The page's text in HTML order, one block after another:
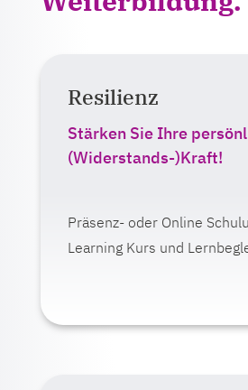
Resilienz
Stärken Sie Ihre
(Widerstands-)Kraft!
Präsenz- oder Online
Learning Kurs und
Ab 390,00 Euro